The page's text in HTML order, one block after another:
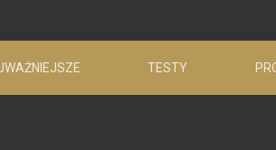
TESTY